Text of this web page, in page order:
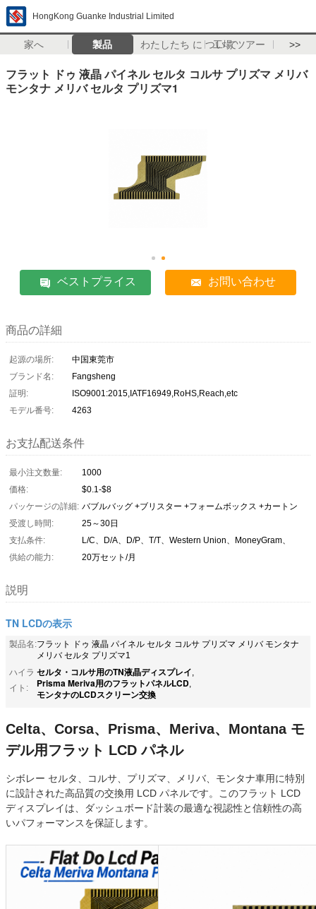
HongKong Guanke Industrial Limited
家へ 製品 わたしたち に つい て工場 ツアー >>
フラット ドゥ 液晶 パイネル セルタ コルサ プリズマ メリバ
モンタナ メリバ セルタ プリズマ1
ベストプライス お問い合わせ
商品の詳細
起源の場所:
中国東莞市
ブランド名:
Fangsheng
証明:
ISO9001:2015,IATF16949,RoHS,Reach,etc
モデル番号:
4263
お支払配送条件
最小注文数量:
1000
価格:
$0.1-$8
パッケージの詳細: バブルバッグ +ブリスター +フォームボックス +カートン
受渡し時間:
25～30日
支払条件:
L/C、D/A、D/P、T/T、Western Union、MoneyGram、
供給の能力:
20万セット/月
説明
TN LCDの表示
製品名:フラット ドゥ 液晶 パイネル セルタ コルサ プリズマ メリバ モンタナ
メリバ セルタ プリズマ1
ハイラ
イト:
セルタ・コルサ用のTN液晶ディスプレイ,
Prisma Meriva用のフラットパネルLCD,
モンタナのLCDスクリーン交換
Celta、Corsa、Prisma、Meriva、Montana モ
デル用フラット LCD パネル
シボレー セルタ、コルサ、プリズマ、メリバ、モンタナ車用に特別
に設計された高品質の交換用 LCD パネルです。このフラット LCD
ディスプレイは、ダッシュボード計装の最適な視認性と信頼性の高
いパフォーマンスを保証します。